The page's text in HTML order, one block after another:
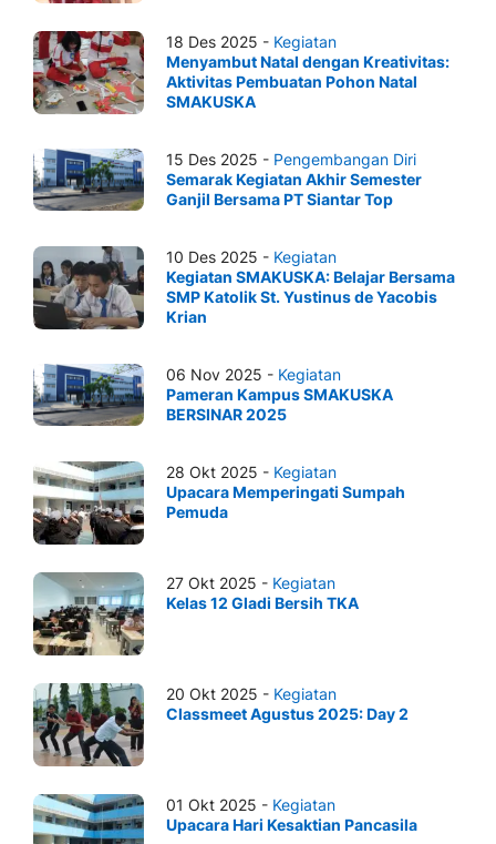
18 Des 2025 - Kegiatan
Menyambut Natal dengan Kreativitas:
Aktivitas Pembuatan Pohon Natal
SMAKUSKA
15 Des 2025 - Pengembangan Diri
Semarak Kegiatan Akhir Semester
Ganjil Bersama PT Siantar Top
10 Des 2025 - Kegiatan
Kegiatan SMAKUSKA: Belajar Bersama
SMP Katolik St. Yustinus de Yacobis
Krian
06 Nov 2025 - Kegiatan
Pameran Kampus SMAKUSKA
BERSINAR 2025
28 Okt 2025 - Kegiatan
Upacara Memperingati Sumpah
Pemuda
27 Okt 2025 - Kegiatan
Kelas 12 Gladi Bersih TKA
20 Okt 2025 - Kegiatan
Classmeet Agustus 2025: Day 2
01 Okt 2025 - Kegiatan
Upacara Hari Kesaktian Pancasila